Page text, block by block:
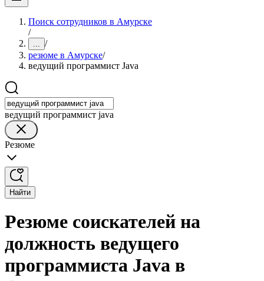
Поиск сотрудников в Амурске
/
... /
резюме в Амурске/
ведущий программист Java
ведущий программист java
Резюме
Найти
Резюме соискателей на
должность ведущего
программиста Java в